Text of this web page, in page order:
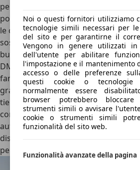
Noi o questi fornitori utilizziamo
tecnologie simili necessari per
del sito e per garantirne il
Vengono in genere utilizzati in
dell'utente per abilitare
l'impostazione e il mantenimento
accesso o delle preferenze
questi cookie o
normalmente essere
browser potrebbero
strumenti simili o avvisare
cookie o strumenti simili
funzionalità del sito web.
Funzionalità avanzate della pagina
per un’autonomia WLTP di 70 km.
powertrain, comunque, la Seal U è
le curve, complice uno sterzo
sospensioni piuttosto cedevoli e un
buona stabilità, ma non è a suo agio
DM-i con motore aspirato, poi, in
fanno sentire con il suono del
grazie alla maggiore potenza la
tiene più basso il numero di giri.
complice un peso che, sulle DM-i,
autonomie delle varianti elettriche,
discrete
per la più grande batteria da 87 kWh.